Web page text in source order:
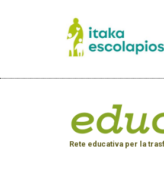
Rete educativa per la